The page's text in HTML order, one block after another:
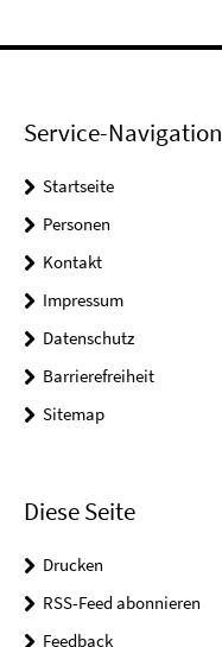
Service-Navigation
Startseite
Personen
Kontakt
Impressum
Datenschutz
Barrierefreiheit
Sitemap
Diese Seite
Drucken
RSS-Feed abonnieren
Feedback